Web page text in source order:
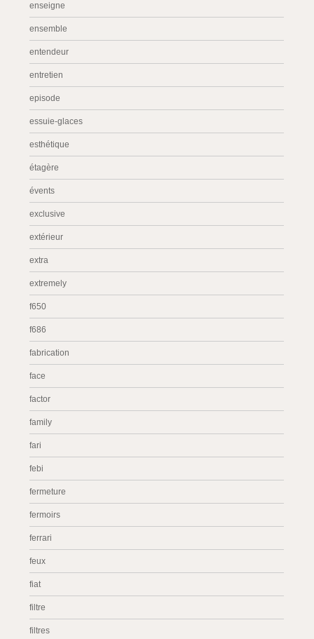
enseigne
ensemble
entendeur
entretien
episode
essuie-glaces
esthétique
étagère
évents
exclusive
extérieur
extra
extremely
f650
f686
fabrication
face
factor
family
fari
febi
fermeture
fermoirs
ferrari
feux
fiat
filtre
filtres